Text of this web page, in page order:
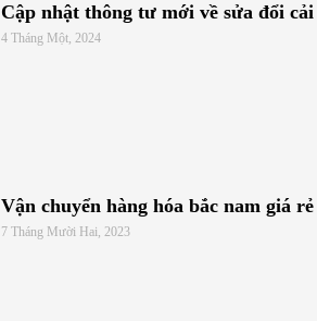
Cập nhật thông tư mới về sửa đổi
4 Tháng Một, 2024
Vận chuyển hàng hóa bắc nam giá rẻ
7 Tháng Mười Hai, 2023